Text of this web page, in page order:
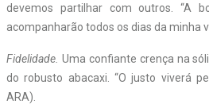
devemos partilhar com outros. “A
acompanharão todos os dias da minha
Fidelidade. Uma confiante crença na
do robusto abacaxi. “O justo viverá
ARA).